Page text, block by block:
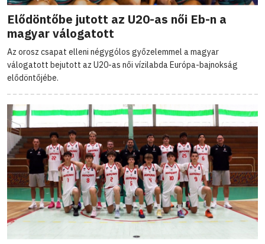
Elődöntőbe jutott az U20-as női Eb-n a
magyar válogatott
Az orosz csapat elleni négygólos győzelemmel a magyar
válogatott bejutott az U20-as női vízilabda Európa-bajnokság
elődöntőjébe.